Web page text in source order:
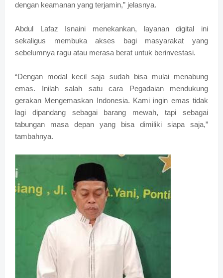
dengan keamanan yang terjamin,” jelasnya.
Abdul Lafaz Isnaini menekankan, layanan digital ini
sekaligus membuka akses bagi masyarakat yang
sebelumnya ragu atau merasa berat untuk berinvestasi.
“Dengan modal kecil saja sudah bisa mulai menabung
emas. Inilah salah satu cara Pegadaian mendukung
gerakan Mengemaskan Indonesia. Kami ingin emas tidak
lagi dipandang sebagai barang mewah, tapi sebagai
tabungan masa depan yang bisa dimiliki siapa saja,”
tambahnya.